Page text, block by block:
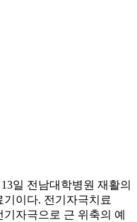
일 전남대학병원 재활의
이다. 전기자극치료
자극으로 근 위축의 예